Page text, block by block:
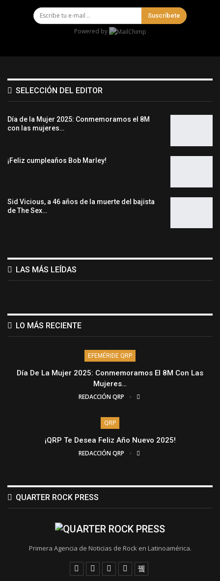
Suscríbete
Powered by
SELECCIÓN DEL EDITOR
Día de la Mujer 2025: Conmemoramos el 8M
con las mujeres…
¡Feliz cumpleaños Bob Marley!
Sid Vicious, a 46 años de la muerte del bajista
de The Sex…
LAS MÁS LEÍDAS
LO MÁS RECIENTE
EFEMÉRIDE QRP
Día De La Mujer 2025: Conmemoramos El 8M Con Las
Mujeres…
REDACCIÓN QRP
QRP
¡QRP Te Desea Feliz Año Nuevo 2025!
REDACCIÓN QRP
QUARTER ROCK PRESS
Primera Agencia de Noticias de Rock en Latinoamérica.